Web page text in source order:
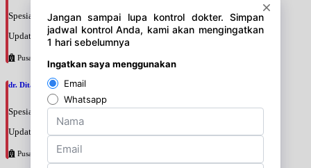
Spesialis: Radiologi
Update terakhir: 2026-08-09 09:45:20
Pusat Pertamina
dr. Dita Gemiana, SpPD
Spesialis: Penyakit Dalam
Update terakhir: 2026-08-09 09:34:47
Pusat Pertamina